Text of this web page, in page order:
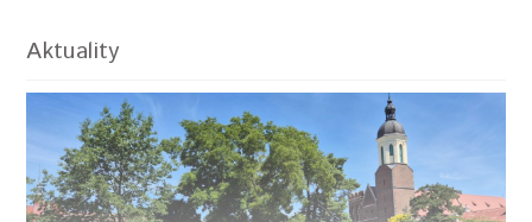
Aktuality